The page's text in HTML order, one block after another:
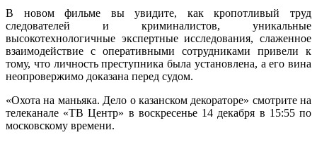
В новом фильме вы увидите, как кропотливый труд
следователей и криминалистов, уникальные
высокотехнологичные экспертные исследования, слаженное
взаимодействие с оперативными сотрудниками привели к
тому, что личность преступника была установлена, а его вина
неопровержимо доказана перед судом.
«Охота на маньяка. Дело о казанском декораторе» смотрите на
телеканале «ТВ Центр» в воскресенье 14 декабря в 15:55 по
московскому времени.